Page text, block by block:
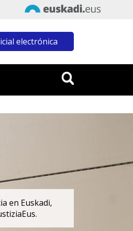
electrónica
en Euskadi,